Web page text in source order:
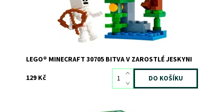
LEGO® MINECRAFT 30705 BITVA V ZAROSTLÉ JESKYNI
129 Kč